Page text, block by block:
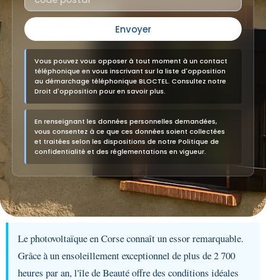
Envoyer
Vous pouvez vous opposer à tout moment à un contact
téléphonique en vous inscrivant sur la liste d'opposition
au démarchage téléphonique BLOCTEL. Consultez notre
Droit d'opposition pour en savoir plus.
En renseignant les données personnelles demandées,
vous consentez à ce que ces données soient collectées
et traitées selon les dispositions de notre Politique de
confidentialité et des réglementations en vigueur.
Le photovoltaïque en Corse connaît un essor remarquable.
Grâce à un ensoleillement exceptionnel de plus de 2 700
heures par an, l'île de Beauté offre des conditions idéales